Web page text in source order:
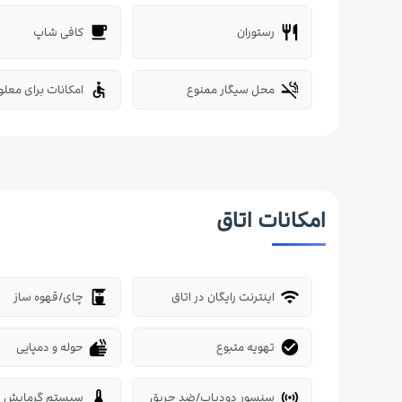
restaurant رستوران local_cafe کافی شاپ
smoke_free محل سیگار ممنوع accessible امکانات برای
امکانات اتاق
wifi اینترنت رایگان در اتاق coffee_maker چای/قهوه ساز
check_circle تهویه متبوع dry حوله و دمپایی
sensors سنسور دودیاب/ضد حریق thermostat سیستم گرمایش